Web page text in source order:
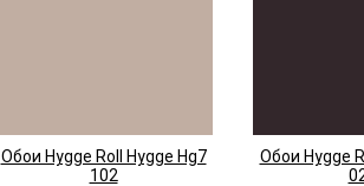
Обои Hygge Roll Hygge Hg7
102
Обои Hygge